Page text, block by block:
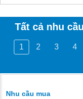
Tất cả nhu
1 2 3 4
Nhu cầu mua